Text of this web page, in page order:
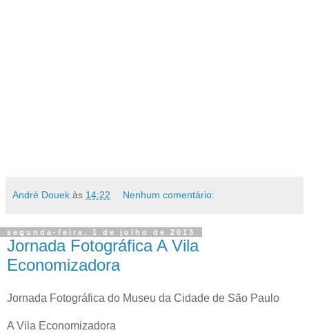
André Douek às 14:22 Nenhum comentário:
segunda-feira, 1 de julho de 2013
Jornada Fotográfica A Vila
Economizadora
Jornada Fotográfica do Museu da Cidade de São Paulo
A Vila Economizadora